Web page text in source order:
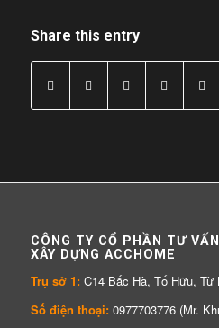
Share this entry
CÔNG TY CỔ PHẦN TƯ
XÂY DỰNG ACCHOME
Trụ sở 1:C14 Bắc Hà, Tố Hữu, Từ
Số điện thoại:0977703776 (Mr.